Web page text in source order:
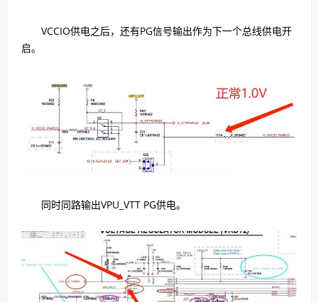
VCCIO供电之后，还有PG信号输出作为下一个总线供电开
启。
同时同路输出VPU_VTT PG供电。